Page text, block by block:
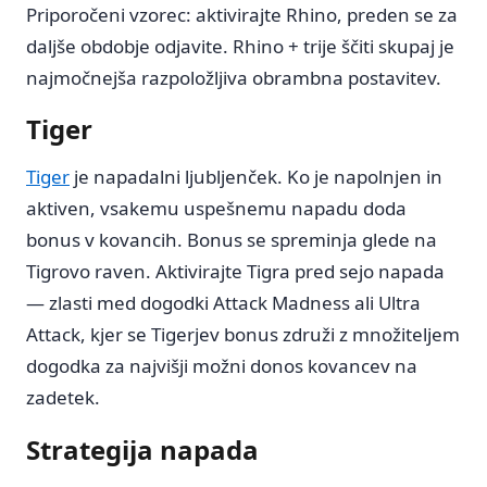
Priporočeni vzorec: aktivirajte Rhino, preden se za
daljše obdobje odjavite. Rhino + trije ščiti skupaj je
najmočnejša razpoložljiva obrambna postavitev.
Tiger
Tiger je napadalni ljubljenček. Ko je napolnjen in
aktiven, vsakemu uspešnemu napadu doda
bonus v kovancih. Bonus se spreminja glede na
Tigrovo raven. Aktivirajte Tigra pred sejo napada
— zlasti med dogodki Attack Madness ali Ultra
Attack, kjer se Tigerjev bonus združi z množiteljem
dogodka za najvišji možni donos kovancev na
zadetek.
Strategija napada